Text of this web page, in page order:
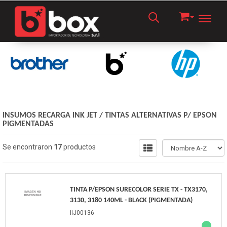
INSUMOS RECARGA INK JET / TINTAS ALTERNATIVAS P/ EPSON
PIGMENTADAS
Se encontraron 17productos
TINTA P/EPSON SURECOLOR SERIE TX - TX3170,
3130, 3180 140ML - BLACK (PIGMENTADA)
IIJ00136